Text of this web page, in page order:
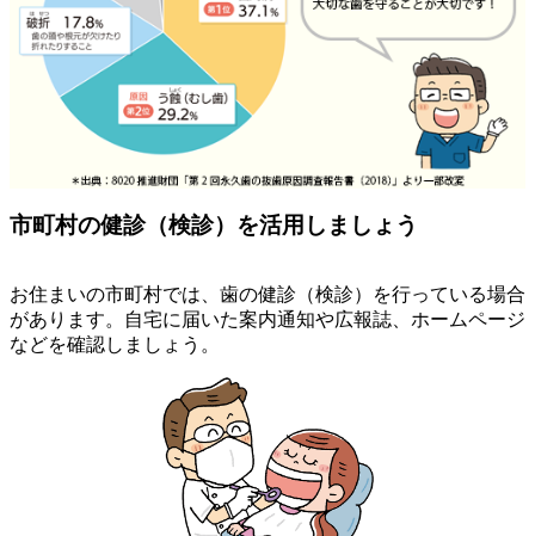
市町村の健診（検診）を活用しましょう
お住まいの市町村では、歯の健診（検診）を行っている場合
があります。自宅に届いた案内通知や広報誌、ホームページ
などを確認しましょう。